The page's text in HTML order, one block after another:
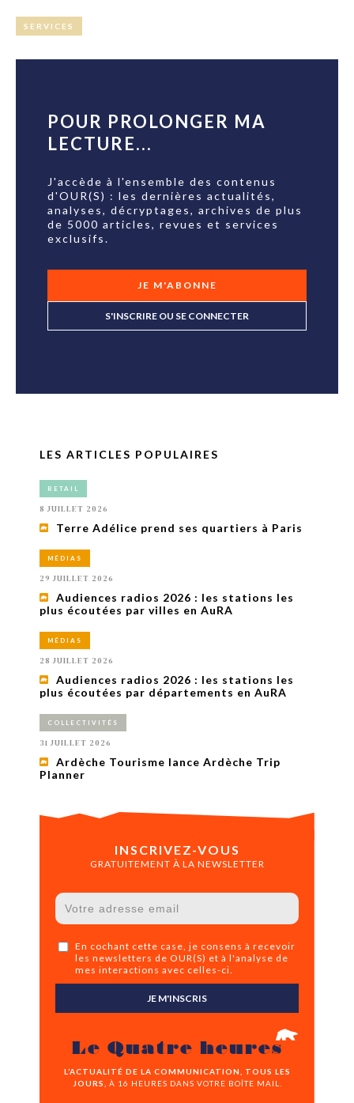
SERVICES
POUR PROLONGER MA
LECTURE...
J'accède à l'ensemble des contenus
d'OUR(S) : les dernières actualités,
analyses, décryptages, archives de plus
de 5000 articles, revues et services
exclusifs.
JE M'ABONNE
S'INSCRIRE OU SE CONNECTER
LES ARTICLES POPULAIRES
RETAIL
8 JUILLET 2026
Terre Adélice prend ses quartiers à Paris
MÉDIAS
29 JUILLET 2026
Audiences radios 2026 : les stations les
plus écoutées par villes en AuRA
MÉDIAS
28 JUILLET 2026
Audiences radios 2026 : les stations les
plus écoutées par départements en AuRA
COLLECTIVITÉS
31 JUILLET 2026
Ardèche Tourisme lance Ardèche Trip
Planner
INSCRIVEZ-VOUS
GRATUITEMENT À LA NEWSLETTER
En cochant cette case, je consens à recevoir
les newsletters de OUR(S) et à l'analyse de
mes interactions avec celles-ci.
JE M'INSCRIS
Le Quatre heures
L’ACTUALITÉ DE LA COMMUNICATION, TOUS LES
JOURS,
À 16 HEURES DANS VOTRE BOÎTE MAIL.